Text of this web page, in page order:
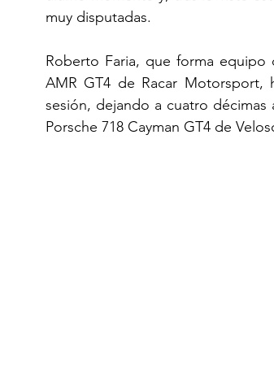
muy disputadas.
Roberto Faria, que forma
AMR GT4 de Racar
sesión, dejando a cuatro
Porsche 718 Cayman GT4 de